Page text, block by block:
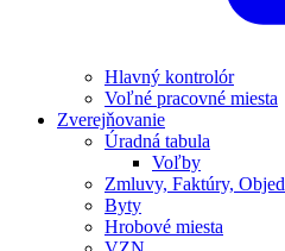
Hlavný kontrolór
Voľné pracovné miesta
Zverejňovanie
Úradná tabula
Voľby
Zmluvy, Faktúry,
Byty
Hrobové miesta